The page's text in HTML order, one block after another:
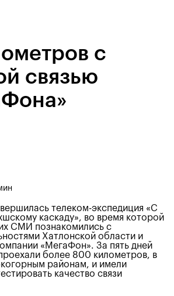
с
связью
телеком-экспедиция «С
каскаду», во время которой
СМИ познакомились с
Хатлонской области и
«МегаФон». За пять дней
более 800 километров, в
районам, и имели
качество связи